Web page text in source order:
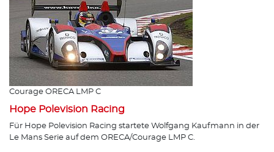
Courage ORECA LMP C
Hope Polevision Racing
Für Hope Polevision Racing startete Wolfgang Kaufmann in der
Le Mans Serie auf dem ORECA/Courage LMP C.